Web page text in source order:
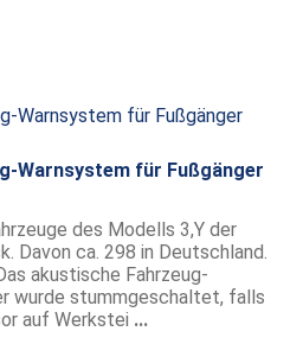
Warnsystem für Fußgänger
des Modells 3,Y der
Davon ca. 298 in Deutschland.
akustische Fahrzeug-
wurde stummgeschaltet, falls
auf Werkstei ...